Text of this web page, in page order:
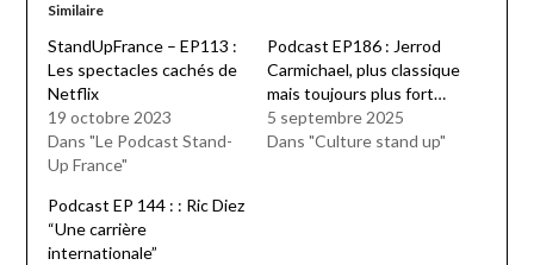
Similaire
StandUpFrance – EP113 :
Les spectacles cachés de
Netflix
19 octobre 2023
Dans "Le Podcast Stand-
Up France"
Podcast EP186 : Jerrod
Carmichael, plus classique
mais toujours plus fort…
5 septembre 2025
Dans "Culture stand up"
Podcast EP 144 : : Ric Diez
“Une carrière
internationale”